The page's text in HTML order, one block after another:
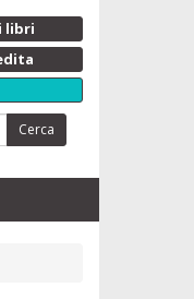
libri
Cerca